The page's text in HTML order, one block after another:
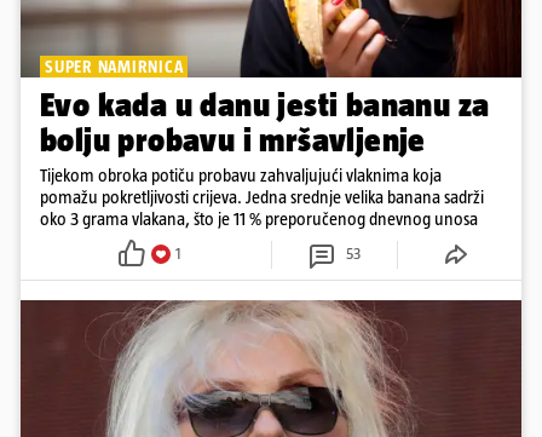
SUPER NAMIRNICA
Evo kada u danu jesti bananu za
bolju probavu i mršavljenje
Tijekom obroka potiču probavu zahvaljujući vlaknima koja
pomažu pokretljivosti crijeva. Jedna srednje velika banana sadrži
oko 3 grama vlakana, što je 11 % preporučenog dnevnog unosa
1 53